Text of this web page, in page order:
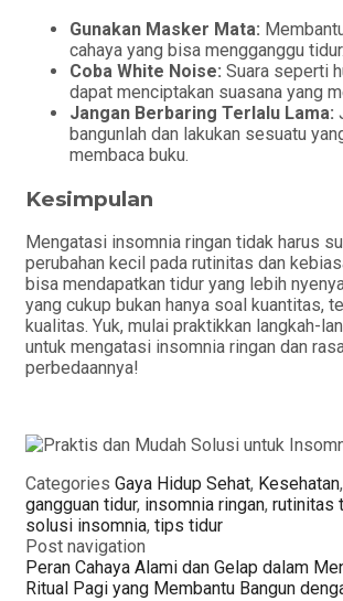
Gunakan Masker Mata:
cahaya yang bisa mengganggu tidur.
Coba White Noise: Suara seperti
dapat menciptakan suasana yang
Jangan Berbaring Terlalu Lama:
bangunlah dan lakukan sesuatu
membaca buku.
Kesimpulan
Mengatasi insomnia ringan tidak harus
perubahan kecil pada rutinitas dan
bisa mendapatkan tidur yang lebih
yang cukup bukan hanya soal kuantitas,
kualitas. Yuk, mulai praktikkan langkah-
untuk mengatasi insomnia ringan dan
perbedaannya!
Categories Gaya Hidup Sehat, Kesehatan,
gangguan tidur, insomnia ringan, rutinitas
solusi insomnia, tips tidur
Post navigation
Peran Cahaya Alami dan Gelap dalam
Ritual Pagi yang Membantu Bangun